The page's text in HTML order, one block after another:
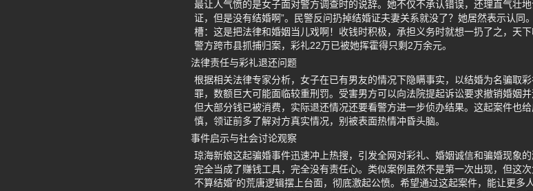
最让人气愤的是女子面对警方调查时的说辞。她不仅不承认错误，还理直气壮
证，但是没有结婚啊”。民警反问扔掉结婚证夫妻关系就没了？她居然表示认同
槽：这是把法律和婚姻当儿戏啊！收钱时积极，承担义务时就想一扔了之，天
警方跨市县抓捕归案，彩礼22万已被她挥霍得只剩2万余元。
法律责任与彩礼退还问题
根据相关法律专家分析，女子在已有男友的情况下隐瞒事实，以结婚为名骗取
罪，数额巨大可能面临较重刑罚。受害男方可以向法院提起诉讼要求撤销婚姻
但大部分钱已被消费，实际退还情况还要看警方进一步侦办结果。这起案件也
慎，领证前多了解对方真实情况，别被表面热情冲昏头脑。
事件启示与社会讨论观察
琼海新娘这起骗婚事件迅速冲上热搜，引发全网对彩礼、婚姻诚信和骗婚现象
完全当成了赚钱工具，完全没有责任心。类似案例虽然不是第一次出现，但这
不算结婚”的荒唐逻辑摆上台面，彻底激起公愤。希望通过这起案件，能让更多